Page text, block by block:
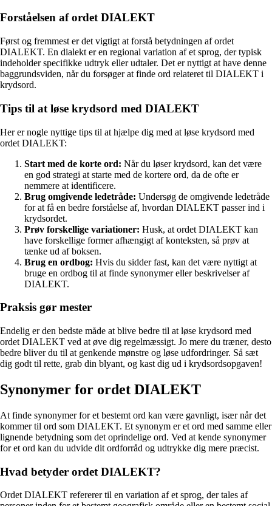
Forståelsen af ordet DIALEKT
Først og fremmest er det vigtigt at forstå betydningen af ordet
DIALEKT. En dialekt er en regional variation af et sprog, der typisk
indeholder specifikke udtryk eller udtaler. Det er nyttigt at have denne
baggrundsviden, når du forsøger at finde ord relateret til DIALEKT i
krydsord.
Tips til at løse krydsord med DIALEKT
Her er nogle nyttige tips til at hjælpe dig med at løse krydsord med
ordet DIALEKT:
Start med de korte ord: Når du løser krydsord, kan det være
en god strategi at starte med de kortere ord, da de ofte er
nemmere at identificere.
Brug omgivende ledetråde: Undersøg de omgivende ledetråde
for at få en bedre forståelse af, hvordan DIALEKT passer ind i
krydsordet.
Prøv forskellige variationer: Husk, at ordet DIALEKT kan
have forskellige former afhængigt af konteksten, så prøv at
tænke ud af boksen.
Brug en ordbog: Hvis du sidder fast, kan det være nyttigt at
bruge en ordbog til at finde synonymer eller beskrivelser af
DIALEKT.
Praksis gør mester
Endelig er den bedste måde at blive bedre til at løse krydsord med
ordet DIALEKT ved at øve dig regelmæssigt. Jo mere du træner, desto
bedre bliver du til at genkende mønstre og løse udfordringer. Så sæt
dig godt til rette, grab din blyant, og kast dig ud i krydsordsopgaven!
Synonymer for ordet DIALEKT
At finde synonymer for et bestemt ord kan være gavnligt, især når det
kommer til ord som DIALEKT. Et synonym er et ord med samme eller
lignende betydning som det oprindelige ord. Ved at kende synonymer
for et ord kan du udvide dit ordforråd og udtrykke dig mere præcist.
Hvad betyder ordet DIALEKT?
Ordet DIALEKT refererer til en variation af et sprog, der tales af